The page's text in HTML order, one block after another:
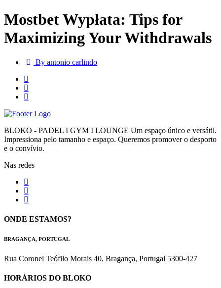
Mostbet Wypłata: Tips for
Maximizing Your Withdrawals
By antonio carlindo
BLOKO - PADEL I GYM I LOUNGE Um espaço único e versátil.
Impressiona pelo tamanho e espaço. Queremos promover o desporto
e o convívio.
Nas redes
ONDE ESTAMOS?
BRAGANÇA, PORTUGAL
Rua Coronel Teófilo Morais 40, Bragança, Portugal 5300-427
HORÁRIOS DO BLOKO